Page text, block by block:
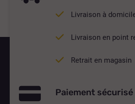
Livraison à
Livraison en point
Retrait en magasin
Paiement sécurisé